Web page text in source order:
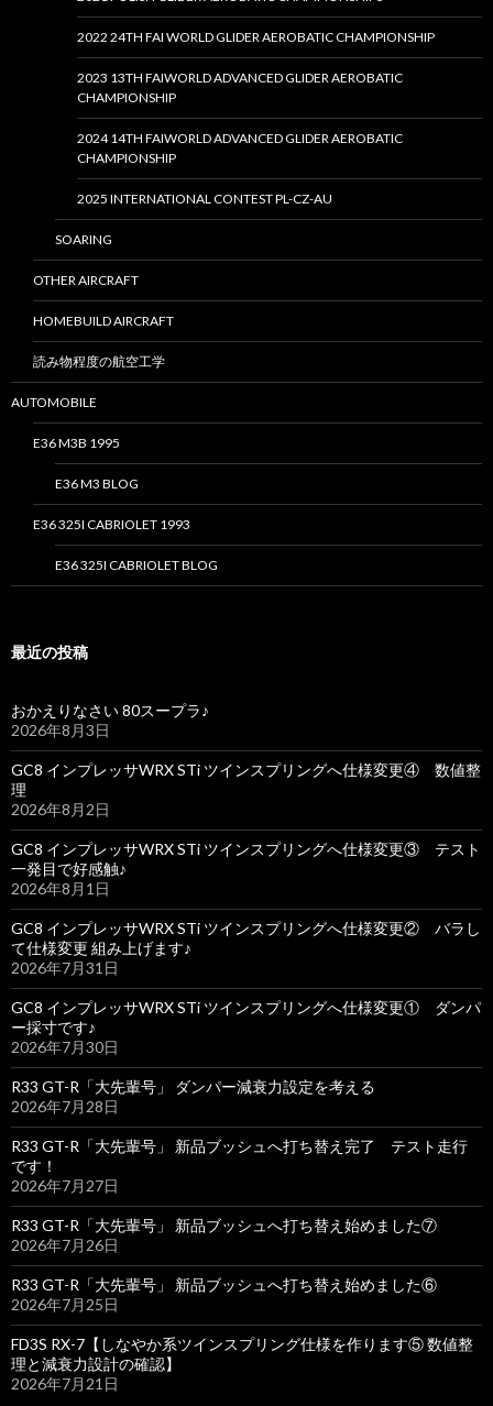
2022 24TH FAI WORLD GLIDER AEROBATIC CHAMPIONSHIP
2023 13TH FAIWORLD ADVANCED GLIDER AEROBATIC
CHAMPIONSHIP
2024 14TH FAIWORLD ADVANCED GLIDER AEROBATIC
CHAMPIONSHIP
2025 INTERNATIONAL CONTEST PL-CZ-AU
SOARING
OTHER AIRCRAFT
HOMEBUILD AIRCRAFT
読み物程度の航空工学
AUTOMOBILE
E36 M3B 1995
E36 M3 BLOG
E36 325I CABRIOLET 1993
E36 325I CABRIOLET BLOG
最近の投稿
おかえりなさい 80スープラ♪
2026年8月3日
GC8 インプレッサWRX STi ツインスプリングへ仕様変更④ 数値整
理
2026年8月2日
GC8 インプレッサWRX STi ツインスプリングへ仕様変更③ テスト
一発目で好感触♪
2026年8月1日
GC8 インプレッサWRX STi ツインスプリングへ仕様変更② バラし
て仕様変更 組み上げます♪
2026年7月31日
GC8 インプレッサWRX STi ツインスプリングへ仕様変更① ダンパ
ー採寸です♪
2026年7月30日
R33 GT-R「大先輩号」 ダンパー減衰力設定を考える
2026年7月28日
R33 GT-R「大先輩号」 新品ブッシュへ打ち替え完了 テスト走行
です！
2026年7月27日
R33 GT-R「大先輩号」 新品ブッシュへ打ち替え始めました⑦
2026年7月26日
R33 GT-R「大先輩号」 新品ブッシュへ打ち替え始めました⑥
2026年7月25日
FD3S RX-7【しなやか系ツインスプリング仕様を作ります⑤ 数値整
理と減衰力設計の確認】
2026年7月21日